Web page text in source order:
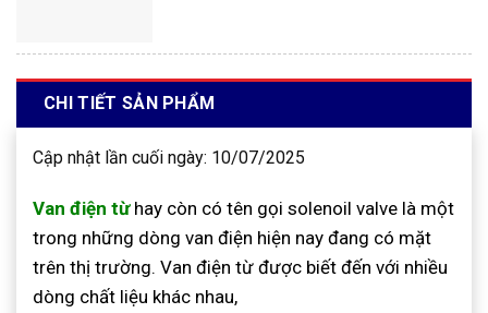
CHI TIẾT SẢN PHẨM
Cập nhật lần cuối ngày: 10/07/2025
Van điện từhay còn có tên gọi solenoil valve là một
trong những dòng van điện hiện nay đang có mặt
trên thị trường. Van điện từ được biết đến với nhiều
dòng chất liệu khác nhau,